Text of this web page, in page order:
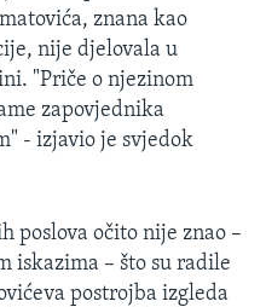
znana kao
nije djelovala u
"Priče o njezinom
zapovjednika
- izjavio je svjedok
očito nije znao –
iskazima – što su radile
postrojba izgleda